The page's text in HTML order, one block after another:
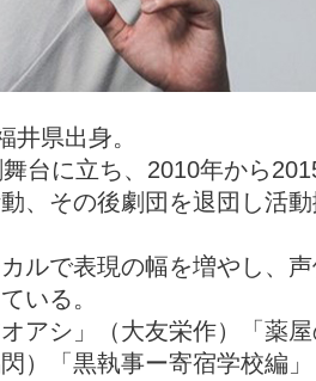
井県出身。
台に立ち、2010年から
、その後劇団を退団し活
ルで表現の幅を増やし、
いる。
アシ」（大友栄作）「薬
）「黒執事ー寄宿学校編」